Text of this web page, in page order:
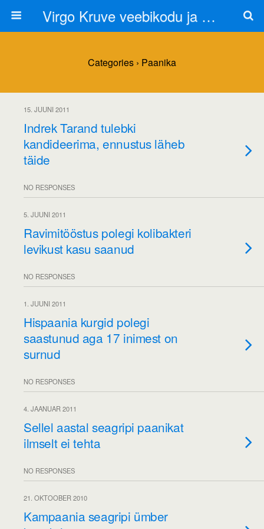
Virgo Kruve veebikodu ja blogi
Categories › Paanika
15. JUUNI 2011
Indrek Tarand tulebki
kandideerima, ennustus läheb
täide
NO RESPONSES
5. JUUNI 2011
Ravimitööstus polegi kolibakteri
levikust kasu saanud
NO RESPONSES
1. JUUNI 2011
Hispaania kurgid polegi
saastunud aga 17 inimest on
surnud
NO RESPONSES
4. JAANUAR 2011
Sellel aastal seagripi paanikat
ilmselt ei tehta
NO RESPONSES
21. OKTOOBER 2010
Kampaania seagripi ümber